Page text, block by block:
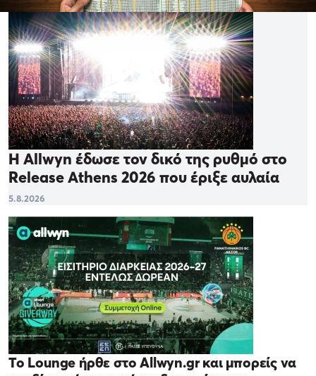
Η Allwyn έδωσε τον δικό της ρυθμό στο
Release Athens 2026 που έριξε αυλαία
5.8.2026
Το Lounge ήρθε στο Allwyn.gr και μπορείς να